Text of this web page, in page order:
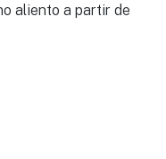
aliento a partir de